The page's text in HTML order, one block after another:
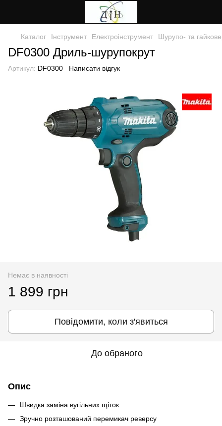
Каталог Інструмент Електроінструмент Шурупо- та
DF0300 Дриль-шурупокрут
Артикул: DF0300 Написати відгук
Немає в наявності
1 899 грн
Повідомити, коли з'явиться
До обраного
Опис
Швидка заміна вугільних щіток
Зручно розташований перемикач реверсу